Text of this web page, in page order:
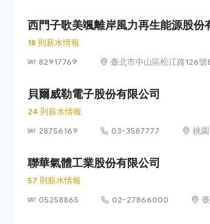
西門子歌美颯離岸風力再生能源股份
18 則薪水情報
82917769
臺北市中山區松江路126號
貝爾威勒電子股份有限公司
24 則薪水情報
28756169
03-3587777
桃
聯華氣體工業股份有限公司
57 則薪水情報
05258865
02-27866000